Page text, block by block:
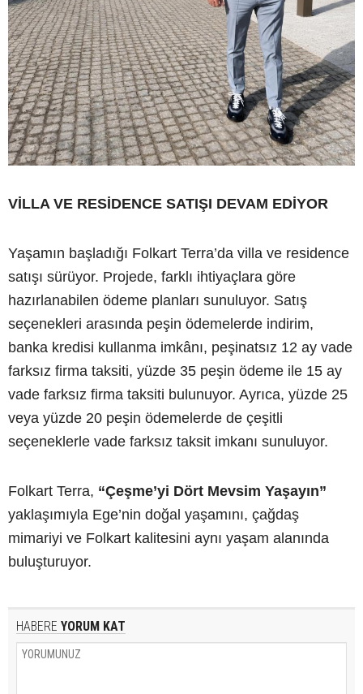
VİLLA VE RESİDENCE SATIŞI DEVAM EDİYOR
Yaşamın başladığı Folkart Terra’da villa ve residence
satışı sürüyor. Projede, farklı ihtiyaçlara göre
hazırlanabilen ödeme planları sunuluyor. Satış
seçenekleri arasında peşin ödemelerde indirim,
banka kredisi kullanma imkânı, peşinatsız 12 ay vade
farksız firma taksiti, yüzde 35 peşin ödeme ile 15 ay
vade farksız firma taksiti bulunuyor. Ayrıca, yüzde 25
veya yüzde 20 peşin ödemelerde de çeşitli
seçeneklerle vade farksız taksit imkanı sunuluyor.
Folkart Terra, “Çeşme’yi Dört Mevsim Yaşayın”
yaklaşımıyla Ege’nin doğal yaşamını, çağdaş
mimariyi ve Folkart kalitesini aynı yaşam alanında
buluşturuyor.
HABERE YORUM KAT